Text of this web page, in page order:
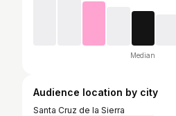
Median
Audience location by city
Santa Cruz de la Sierra